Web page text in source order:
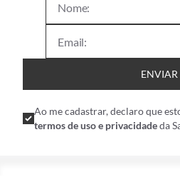
ENVIAR
Ao me cadastrar, declaro que
termos de uso e privacidadeda